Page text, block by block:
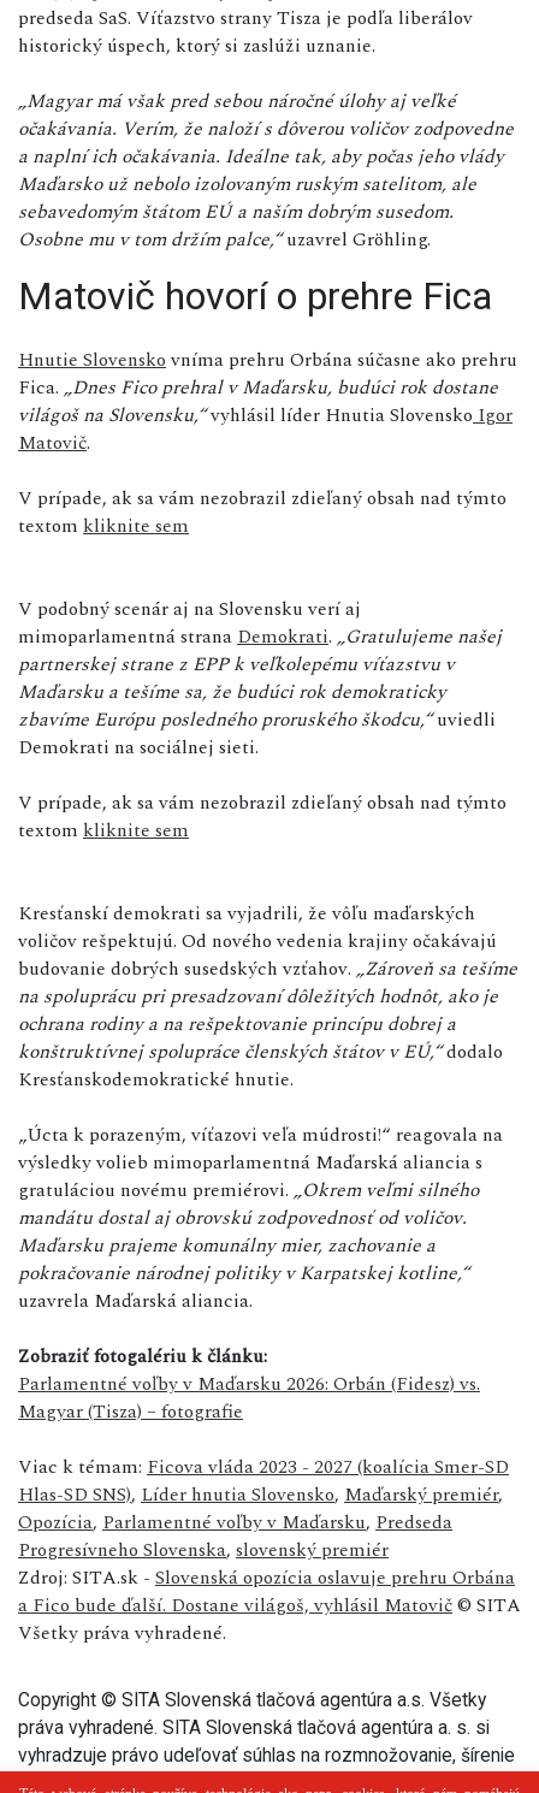
predseda SaS. Víťazstvo strany Tisza je podľa liberálov
historický úspech, ktorý si zaslúži uznanie.
„Magyar má však pred sebou náročné úlohy aj veľké
očakávania. Verím, že naloží s dôverou voličov zodpovedne
a naplní ich očakávania. Ideálne tak, aby počas jeho vlády
Maďarsko už nebolo izolovaným ruským satelitom, ale
sebavedomým štátom EÚ a naším dobrým susedom.
Osobne mu v tom držím palce,“uzavrel Gröhling.
Matovič hovorí o prehre Fica
Hnutie Slovenskovníma prehru Orbána súčasne ako prehru
Fica. „Dnes Fico prehral v Maďarsku, budúci rok dostane
világoš na Slovensku,“vyhlásil líder Hnutia Slovensko Igor
Matovič.
V prípade, ak sa vám nezobrazil zdieľaný obsah nad týmto
textom kliknite sem
V podobný scenár aj na Slovensku verí aj
mimoparlamentná strana Demokrati. „Gratulujeme našej
partnerskej strane z EPP k veľkolepému víťazstvu v
Maďarsku a tešíme sa, že budúci rok demokraticky
zbavíme Európu posledného proruského škodcu,“uviedli
Demokrati na sociálnej sieti.
V prípade, ak sa vám nezobrazil zdieľaný obsah nad týmto
textom kliknite sem
Kresťanskí demokrati sa vyjadrili, že vôľu maďarských
voličov rešpektujú. Od nového vedenia krajiny očakávajú
budovanie dobrých susedských vzťahov. „Zároveň sa tešíme
na spoluprácu pri presadzovaní dôležitých hodnôt, ako je
ochrana rodiny a na rešpektovanie princípu dobrej a
konštruktívnej spolupráce členských štátov v EÚ,“dodalo
Kresťanskodemokratické hnutie.
„Úcta k porazeným, víťazovi veľa múdrosti!“ reagovala na
výsledky volieb mimoparlamentná Maďarská aliancia s
gratuláciou novému premiérovi. „Okrem veľmi silného
mandátu dostal aj obrovskú zodpovednosť od voličov.
Maďarsku prajeme komunálny mier, zachovanie a
pokračovanie národnej politiky v Karpatskej kotline,“
uzavrela Maďarská aliancia.
Zobraziť fotogalériu k článku:
Parlamentné voľby v Maďarsku 2026: Orbán (Fidesz) vs.
Magyar (Tisza) – fotografie
Viac k témam: Ficova vláda 2023 - 2027 (koalícia Smer-SD
Hlas-SD SNS), Líder hnutia Slovensko, Maďarský premiér,
Opozícia, Parlamentné voľby v Maďarsku, Predseda
Progresívneho Slovenska, slovenský premiér
Zdroj: SITA.sk - Slovenská opozícia oslavuje prehru Orbána
a Fico bude ďalší. Dostane világoš, vyhlásil Matovič© SITA
Všetky práva vyhradené.
Copyright © SITA Slovenská tlačová agentúra a.s. Všetky
práva vyhradené. SITA Slovenská tlačová agentúra a. s. si
vyhradzuje právo udeľovať súhlas na rozmnožovanie, šírenie